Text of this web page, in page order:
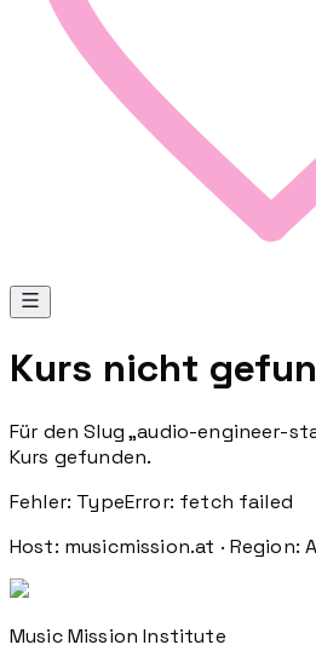
Kurs nicht
Für den Slug „audio-engineer-
Kurs gefunden.
Fehler: TypeError: fetch failed
Host: musicmission.at · Region:
Music Mission Institute